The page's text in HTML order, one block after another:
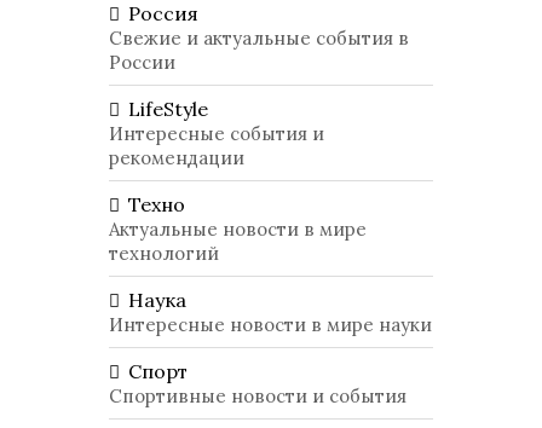
Россия
Свежие и актуальные события в
России
LifeStyle
Интересные события и
рекомендации
Техно
Актуальные новости в мире
технологий
Наука
Интересные новости в мире науки
Спорт
Спортивные новости и события